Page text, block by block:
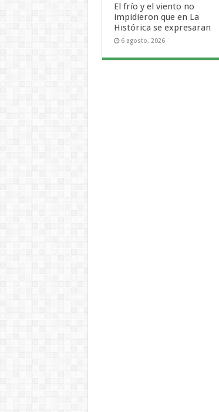
El frío y el viento no
impidieron que en La
Histórica se expresaran
6 agosto, 2026